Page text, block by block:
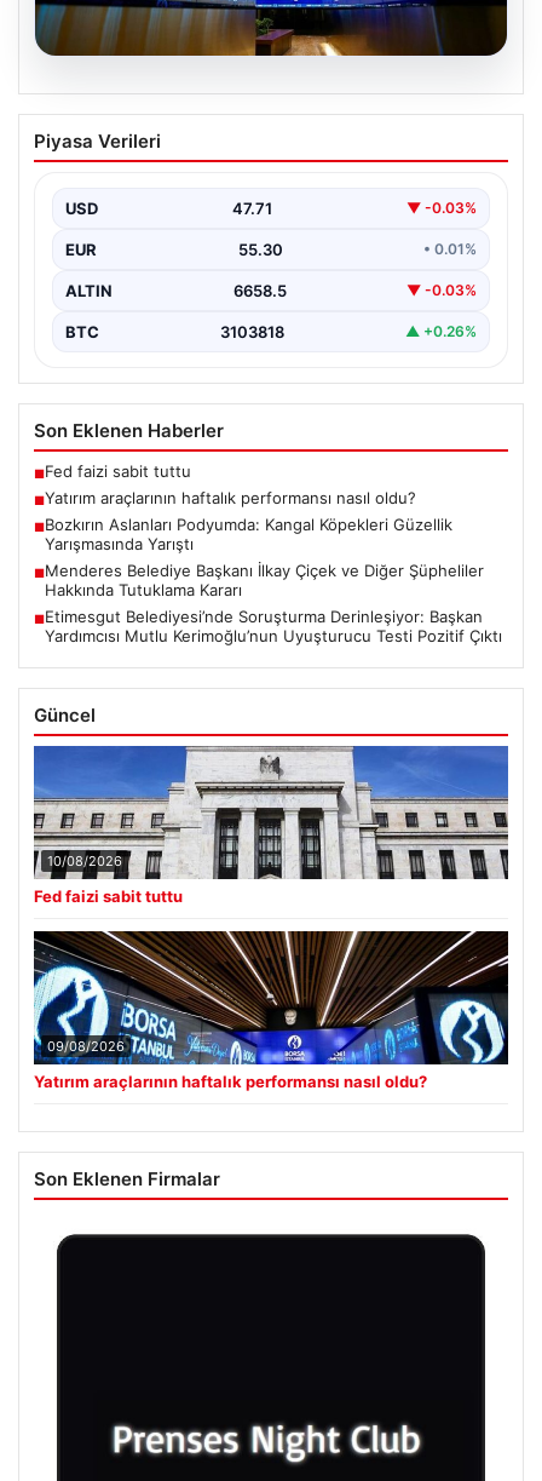
Yatırım araçlarının haftalık performansı
nasıl oldu?
Değerlendirmesi”, “content”: “ Bu hafta finans
piyasalarında hareketli bir…
Piyasa Verileri
USD 47.71 ▼ -0.03%
EUR 55.30 • 0.01%
ALTIN 6658.5 ▼ -0.03%
BTC 3103818 ▲ +0.26%
Son Eklenen Haberler
■Fed faizi sabit tuttu
■Yatırım araçlarının haftalık performansı nasıl oldu?
■Bozkırın Aslanları Podyumda: Kangal Köpekleri Güzellik
Yarışmasında Yarıştı
■Menderes Belediye Başkanı İlkay Çiçek ve Diğer Şüpheliler
Hakkında Tutuklama Kararı
■Etimesgut Belediyesi’nde Soruşturma Derinleşiyor: Başkan
Yardımcısı Mutlu Kerimoğlu’nun Uyuşturucu Testi Pozitif Çıktı
Güncel
10/08/2026
Fed faizi sabit tuttu
09/08/2026
Yatırım araçlarının haftalık performansı nasıl oldu?
Son Eklenen Firmalar